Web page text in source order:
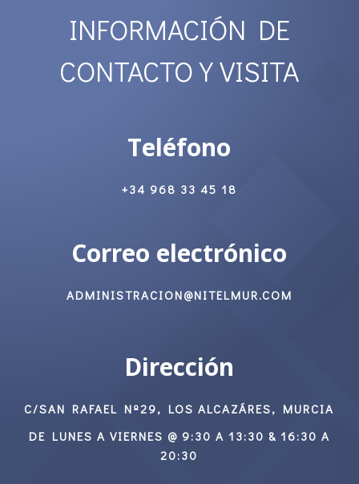
INFORMACIÓN DE
CONTACTO Y VISITA
Teléfono
+34 968 33 45 18
Correo electrónico
ADMINISTRACION@NITELMUR.COM
Dirección
C/SAN RAFAEL Nº29, LOS ALCAZÁRES, MURCIA
DE LUNES A VIERNES @ 9:30 A 13:30 & 16:30 A
20:30